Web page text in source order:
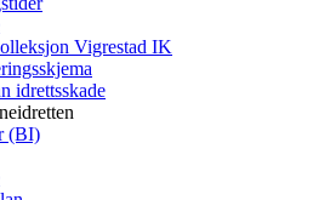
Vigrestad IK
idrettsskade
(BI)